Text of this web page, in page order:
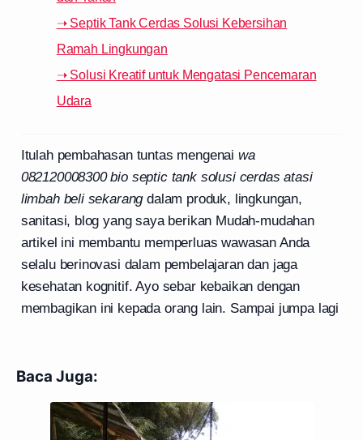
➝ Septik Tank Cerdas Solusi Kebersihan
Ramah Lingkungan
➝ Solusi Kreatif untuk Mengatasi Pencemaran
Udara
Itulah pembahasan tuntas mengenai wa
082120008300 bio septic tank solusi cerdas atasi
limbah beli sekarangdalam produk, lingkungan,
sanitasi, blog yang saya berikan Mudah-mudahan
artikel ini membantu memperluas wawasan Anda
selalu berinovasi dalam pembelajaran dan jaga
kesehatan kognitif. Ayo sebar kebaikan dengan
membagikan ini kepada orang lain. Sampai jumpa lagi
Baca Juga: